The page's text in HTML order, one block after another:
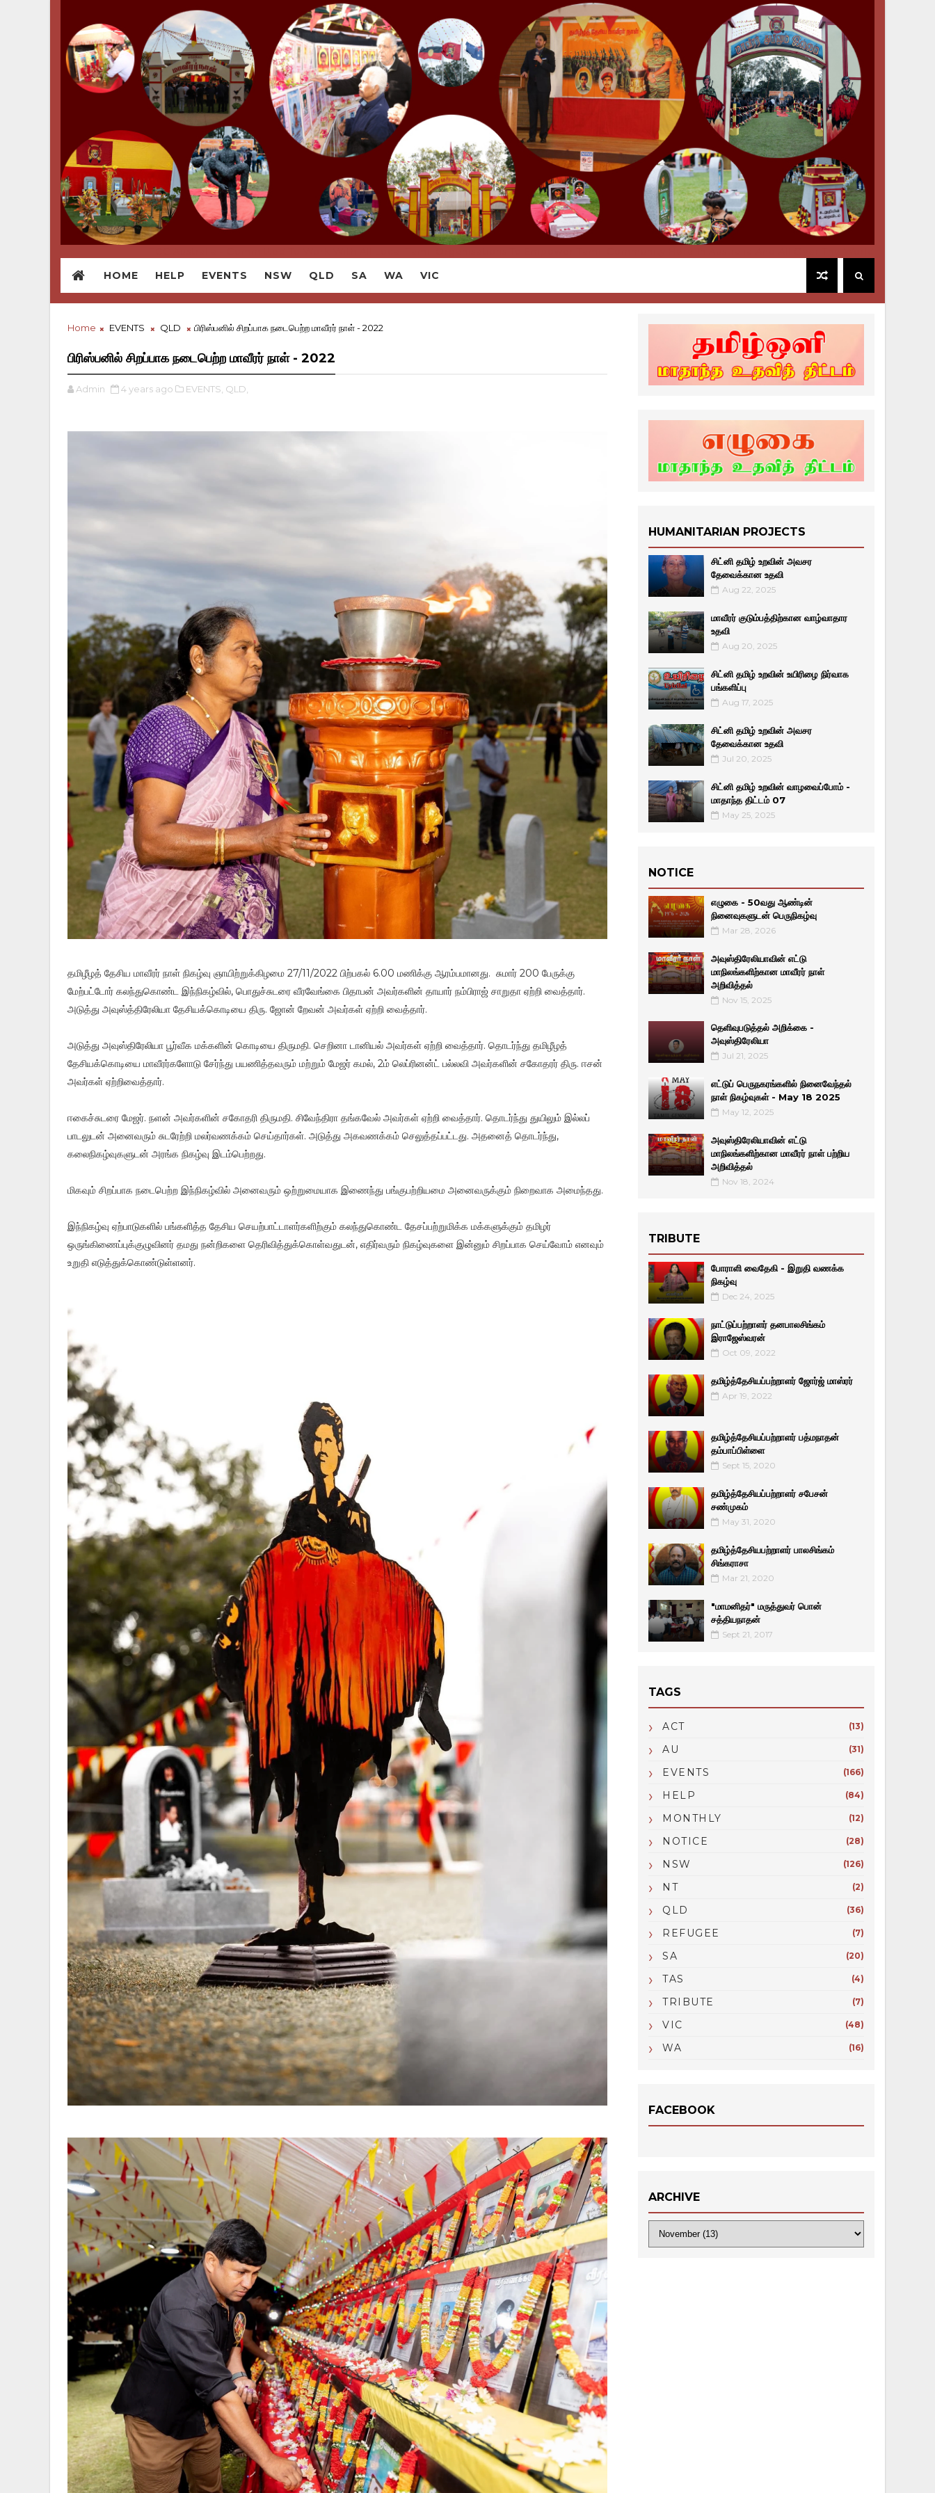
HOME HELP EVENTS NSW QLD SA WA VIC
Home EVENTS QLD பிரிஸ்பனில் சிறப்பாக நடைபெற்ற மாவீரர் நாள் - 2022
பிரிஸ்பனில் சிறப்பாக நடைபெற்ற மாவீரர் நாள் - 2022
Admin 4 years ago EVENTS, QLD,
தமிழீழத் தேசிய மாவீரர் நாள் நிகழ்வு ஞாயிற்றுக்கிழமை 27/11/2022 பிற்பகல் 6.00 மணிக்கு ஆரம்பமானது. சுமார் 200 பேருக்கு
மேற்பட்டோர் கலந்துகொண்ட இந்நிகழ்வில், பொதுச்சுடரை வீரவேங்கை பிதாபன் அவர்களின் தாயார் நம்பிராஜ் சாறுதா ஏற்றி வைத்தார்.
அடுத்து அவுஸ்த்திரேலியா தேசியக்கொடியை திரு. ஜோன் றேவன் அவர்கள் ஏற்றி வைத்தார்.
அடுத்து அவுஸ்திரேலியா பூர்வீக மக்களின் கொடியை திருமதி. செறினா டானியல் அவர்கள் ஏற்றி வைத்தார். தொடர்ந்து தமிழீழத்
தேசியக்கொடியை மாவீரர்களோடு சேர்ந்து பயணித்தவரும் மற்றும் மேஜர் கமல், 2ம் லெப்ரினன்ட் பல்லவி அவர்களின் சகோதரர் திரு. ஈசன்
அவர்கள் ஏற்றிவைத்தார்.
ஈகைச்சுடரை மேஜர். நளன் அவர்களின் சகோதரி திருமதி. சிவேந்திரா தங்கவேல் அவர்கள் ஏற்றி வைத்தார். தொடர்ந்து துயிலும் இல்லப்
பாடலுடன் அனைவரும் சுடரேற்றி மலர்வணக்கம் செய்தார்கள். அடுத்து அகவணக்கம் செலுத்தப்பட்டது. அதனைத் தொடர்ந்து,
கலைநிகழ்வுகளுடன் அரங்க நிகழ்வு இடம்பெற்றது.
மிகவும் சிறப்பாக நடைபெற்ற இந்நிகழ்வில் அனைவரும் ஒற்றுமையாக இணைந்து பங்குபற்றியமை அனைவருக்கும் நிறைவாக அமைந்தது.
இந்நிகழ்வு ஏற்பாடுகளில் பங்களித்த தேசிய செயற்பாட்டாளர்களிற்கும் கலந்துகொண்ட தேசப்பற்றுமிக்க மக்களுக்கும் தமிழர்
ஒருங்கிணைப்புக்குழுவினர் தமது நன்றிகளை தெரிவித்துக்கொள்வதுடன், எதிர்வரும் நிகழ்வுகளை இன்னும் சிறப்பாக செய்வோம் எனவும்
உறுதி எடுத்துக்கொண்டுள்ளனர்.
HUMANITARIAN PROJECTS
சிட்னி தமிழ் உறவின் அவசர
தேவைக்கான உதவி
Aug 22, 2025
மாவீரர் குடும்பத்திற்கான வாழ்வாதார
உதவி
Aug 20, 2025
சிட்னி தமிழ் உறவின் உயிரிழை நிர்வாக
பங்களிப்பு
Aug 17, 2025
சிட்னி தமிழ் உறவின் அவசர
தேவைக்கான உதவி
Jul 20, 2025
சிட்னி தமிழ் உறவின் வாழவைப்போம் -
மாதாந்த திட்டம் 07
May 25, 2025
NOTICE
எழுகை - 50வது ஆண்டின்
நினைவுகளுடன் பெருநிகழ்வு
Mar 28, 2026
அவுஸ்திரேலியாவின் எட்டு
மாநிலங்களிற்கான மாவீரர் நாள்
அறிவித்தல்
Nov 15, 2025
தெளிவுபடுத்தல் அறிக்கை -
அவுஸ்திரேலியா
Jul 21, 2025
எட்டுப் பெருநகரங்களில் நினைவேந்தல்
நாள் நிகழ்வுகள் - May 18 2025
May 12, 2025
அவுஸ்திரேலியாவின் எட்டு
மாநிலங்களிற்கான மாவீரர் நாள் பற்றிய
அறிவித்தல்
Nov 18, 2024
TRIBUTE
போராளி வைதேகி - இறுதி வணக்க
நிகழ்வு
Dec 24, 2025
நாட்டுப்பற்றாளர் தனபாலசிங்கம்
இராஜேஸ்வரன்
Oct 09, 2022
தமிழ்த்தேசியப்பற்றாளர் ஜோர்ஜ் மாஸ்ரர்
Apr 19, 2022
தமிழ்த்தேசியப்பற்றாளர் பத்மநாதன்
தம்பாப்பிள்ளை
Sept 15, 2020
தமிழ்த்தேசியப்பற்றாளர் சபேசன்
சண்முகம்
May 31, 2020
தமிழ்த்தேசியபற்றாளர் பாலசிங்கம்
சிங்கராசா
Mar 21, 2020
"மாமனிதர்" மருத்துவர் பொன்
சத்தியநாதன்
Sept 21, 2017
TAGS
ACT (13)
AU (31)
EVENTS (166)
HELP (84)
MONTHLY (12)
NOTICE (28)
NSW (126)
NT (2)
QLD (36)
REFUGEE (7)
SA (20)
TAS (4)
TRIBUTE (7)
VIC (48)
WA (16)
FACEBOOK
ARCHIVE